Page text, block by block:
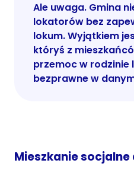
Ale uwaga. Gmina
lokatorów bez
lokum. Wyjątkiem
któryś z
przemoc w rodzinie
bezprawne w
Mieszkanie